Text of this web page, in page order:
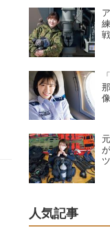
人気記事